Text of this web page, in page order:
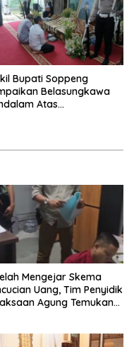
Bupati Soppeng
Belasungkawa
Atas
Mengejar Skema
Uang, Tim Penyidik
Agung Temukan